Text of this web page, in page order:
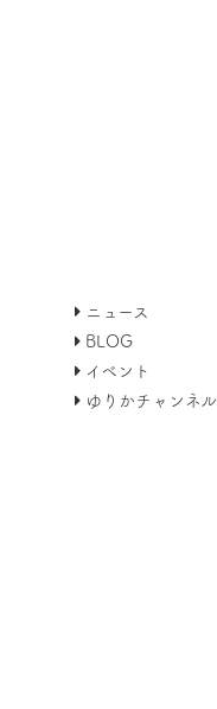
ニュース
BLOG
イベント
ゆりかチャンネル